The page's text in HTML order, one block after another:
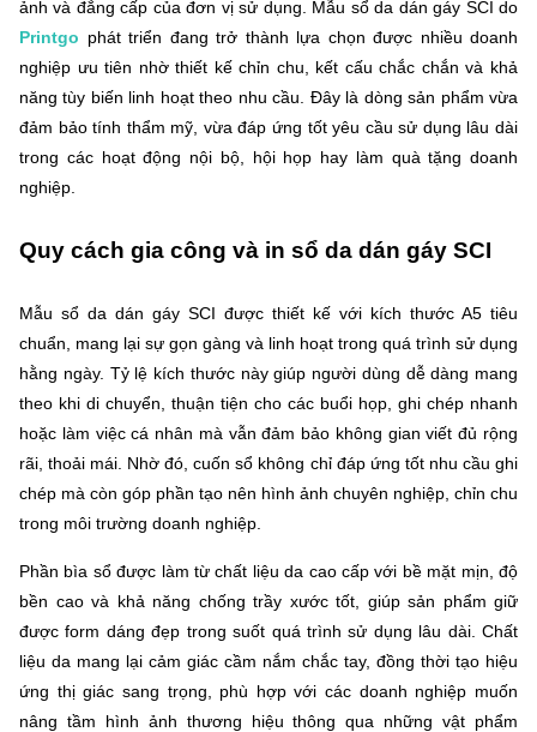
ảnh và đẳng cấp của đơn vị sử dụng. Mẫu sổ da dán gáy SCI do
Printgo phát triển đang trở thành lựa chọn được nhiều doanh
nghiệp ưu tiên nhờ thiết kế chỉn chu, kết cấu chắc chắn và khả
năng tùy biến linh hoạt theo nhu cầu. Đây là dòng sản phẩm vừa
đảm bảo tính thẩm mỹ, vừa đáp ứng tốt yêu cầu sử dụng lâu dài
trong các hoạt động nội bộ, hội họp hay làm quà tặng doanh
nghiệp.
Quy cách gia công và in sổ da dán gáy SCI
Mẫu sổ da dán gáy SCI được thiết kế với kích thước A5 tiêu
chuẩn, mang lại sự gọn gàng và linh hoạt trong quá trình sử dụng
hằng ngày. Tỷ lệ kích thước này giúp người dùng dễ dàng mang
theo khi di chuyển, thuận tiện cho các buổi họp, ghi chép nhanh
hoặc làm việc cá nhân mà vẫn đảm bảo không gian viết đủ rộng
rãi, thoải mái. Nhờ đó, cuốn sổ không chỉ đáp ứng tốt nhu cầu ghi
chép mà còn góp phần tạo nên hình ảnh chuyên nghiệp, chỉn chu
trong môi trường doanh nghiệp.
Phần bìa sổ được làm từ chất liệu da cao cấp với bề mặt mịn, độ
bền cao và khả năng chống trầy xước tốt, giúp sản phẩm giữ
được form dáng đẹp trong suốt quá trình sử dụng lâu dài. Chất
liệu da mang lại cảm giác cầm nắm chắc tay, đồng thời tạo hiệu
ứng thị giác sang trọng, phù hợp với các doanh nghiệp muốn
nâng tầm hình ảnh thương hiệu thông qua những vật phẩm